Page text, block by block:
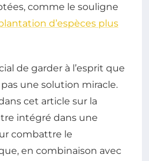
comme le souligne
d’espèces plus
de garder à l’esprit que
une solution miracle.
cet article sur la
intégré dans une
combattre le
en combinaison avec